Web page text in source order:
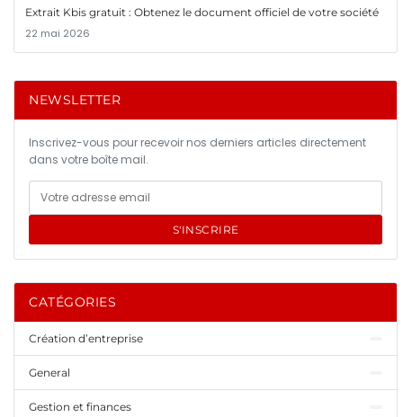
Extrait Kbis gratuit : Obtenez le document officiel de votre société
22 mai 2026
NEWSLETTER
Inscrivez-vous pour recevoir nos derniers articles directement
dans votre boîte mail.
S'INSCRIRE
CATÉGORIES
Création d’entreprise
General
Gestion et finances